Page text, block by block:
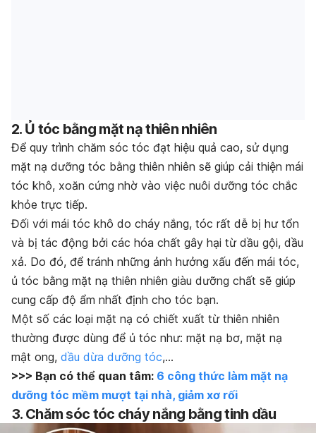
2. Ủ tóc bằng mặt nạ thiên nhiên
Để quy trình chăm sóc tóc đạt hiệu quả cao, sử dụng
mặt nạ dưỡng tóc bằng thiên nhiên sẽ giúp cải thiện mái
tóc khô, xoăn cứng nhờ vào việc nuôi dưỡng tóc chắc
khỏe trực tiếp.
Đối với mái tóc khô do cháy nắng, tóc rất dễ bị hư tổn
và bị tác động bởi các hóa chất gây hại từ dầu gội, dầu
xả. Do đó, để tránh những ảnh hưởng xấu đến mái tóc,
ủ tóc bằng mặt nạ thiên nhiên giàu dưỡng chất sẽ giúp
cung cấp độ ẩm nhất định cho tóc bạn.
Một số các loại mặt nạ có chiết xuất từ thiên nhiên
thường được dùng để ủ tóc như: mặt nạ bơ, mặt nạ
mật ong, dầu dừa dưỡng tóc,…
>>> Bạn có thể quan tâm: 6 công thức làm mặt nạ
dưỡng tóc mềm mượt tại nhà, giảm xơ rối
3. Chăm sóc tóc cháy nắng bằng tinh dầu